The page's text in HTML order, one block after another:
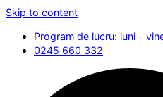
Skip to content
Program de lucru: luni -
0245 660 332